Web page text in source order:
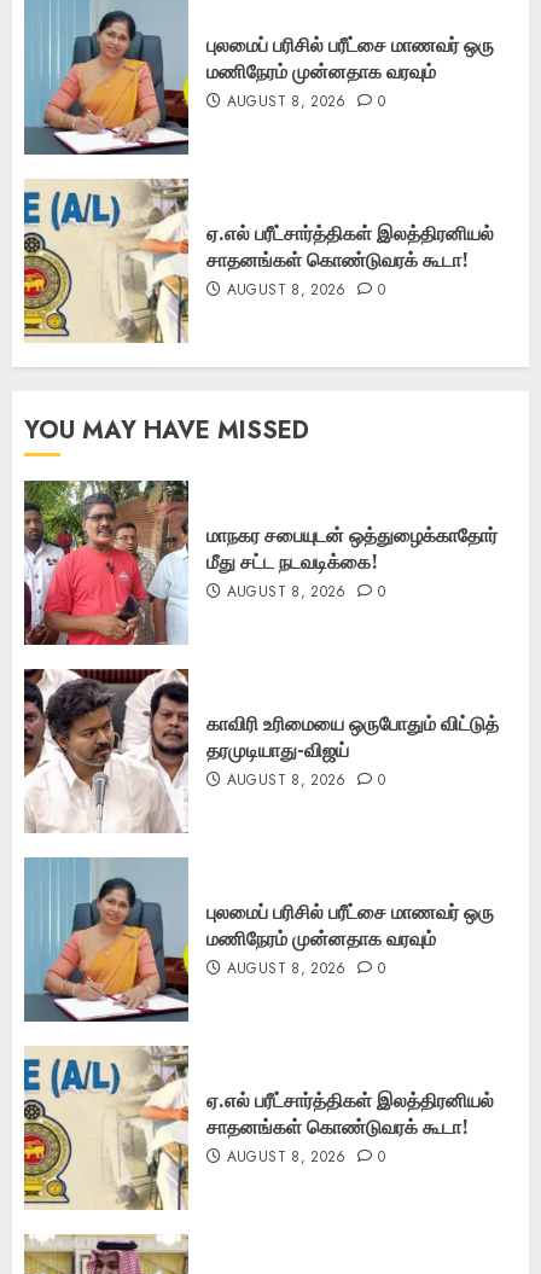
புலமைப் பரிசில் பரீட்சை மாணவர் ஒரு
மணிநேரம் முன்னதாக வரவும்
AUGUST 8, 2026 0
ஏ.எல் பரீட்சார்த்திகள் இலத்திரனியல்
சாதனங்கள் கொண்டுவரக் கூடா!
AUGUST 8, 2026 0
YOU MAY HAVE MISSED
மாநகர சபையுடன் ஒத்துழைக்காதோர்
மீது சட்ட நடவடிக்கை!
AUGUST 8, 2026 0
காவிரி உரிமையை ஒருபோதும் விட்டுத்
தரமுடியாது-விஜய்
AUGUST 8, 2026 0
புலமைப் பரிசில் பரீட்சை மாணவர் ஒரு
மணிநேரம் முன்னதாக வரவும்
AUGUST 8, 2026 0
ஏ.எல் பரீட்சார்த்திகள் இலத்திரனியல்
சாதனங்கள் கொண்டுவரக் கூடா!
AUGUST 8, 2026 0